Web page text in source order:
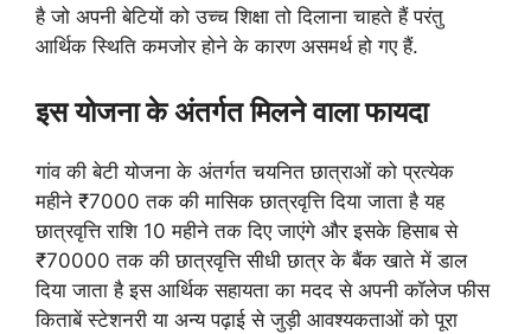
है जो अपनी बेटियों को उच्च शिक्षा तो दिलाना चाहते हैं परंतु
आर्थिक स्थिति कमजोर होने के कारण असमर्थ हो गए हैं.
इस योजना के अंतर्गत मिलने वाला फायदा
गांव की बेटी योजना के अंतर्गत चयनित छात्राओं को प्रत्येक
महीने ₹7000 तक की मासिक छात्रवृत्ति दिया जाता है यह
छात्रवृत्ति राशि 10 महीने तक दिए जाएंगे और इसके हिसाब से
₹70000 तक की छात्रवृत्ति सीधी छात्र के बैंक खाते में डाल
दिया जाता है इस आर्थिक सहायता का मदद से अपनी कॉलेज फीस
किताबें स्टेशनरी या अन्य पढ़ाई से जुड़ी आवश्यकताओं को पूरा